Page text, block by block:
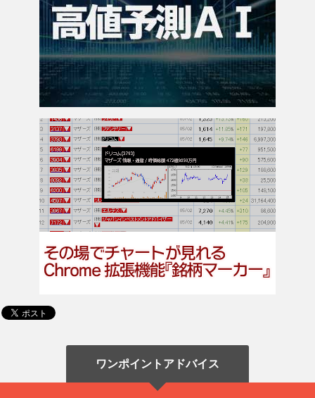
ワンポイントアドバイス